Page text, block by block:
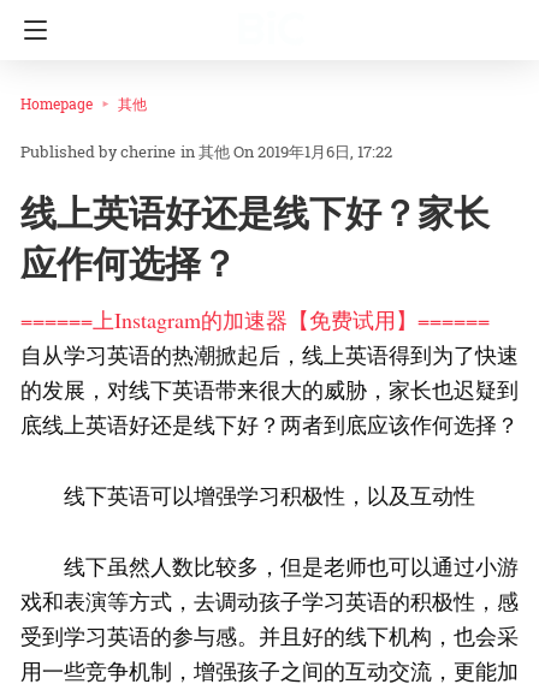
Homepage 其他
cherine in其他On 2019年1月6日, 17:22
线上英语好还是线下好？家长
应作何选择？
======上Instagram的加速器【免费试用】======
自从学习英语的热潮掀起后，线上英语得到为了快速
的发展，对线下英语带来很大的威胁，家长也迟疑到
底线上英语好还是线下好？两者到底应该作何选择？
线下英语可以增强学习积极性，以及互动性
线下虽然人数比较多，但是老师也可以通过小游
戏和表演等方式，去调动孩子学习英语的积极性，感
受到学习英语的参与感。并且好的线下机构，也会采
用一些竞争机制，增强孩子之间的互动交流，更能加